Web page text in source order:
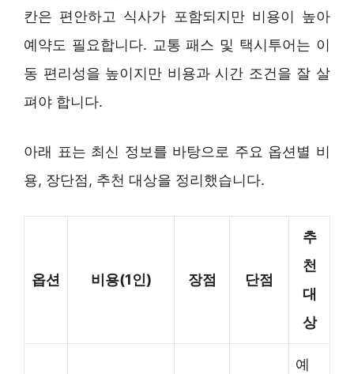
칸은 편안하고 식사가 포함되지만 비용이 높아
예약도 필요합니다. 교통 패스 및 택시투어는 이
동 편리성을 높이지만 비용과 시간 조건을 잘 살
펴야 합니다.
아래 표는 최신 정보를 바탕으로 주요 옵션별 비
용, 장단점, 추천 대상을 정리했습니다.
옵션 비용(1인) 장점 단점
추
천
대
상
예